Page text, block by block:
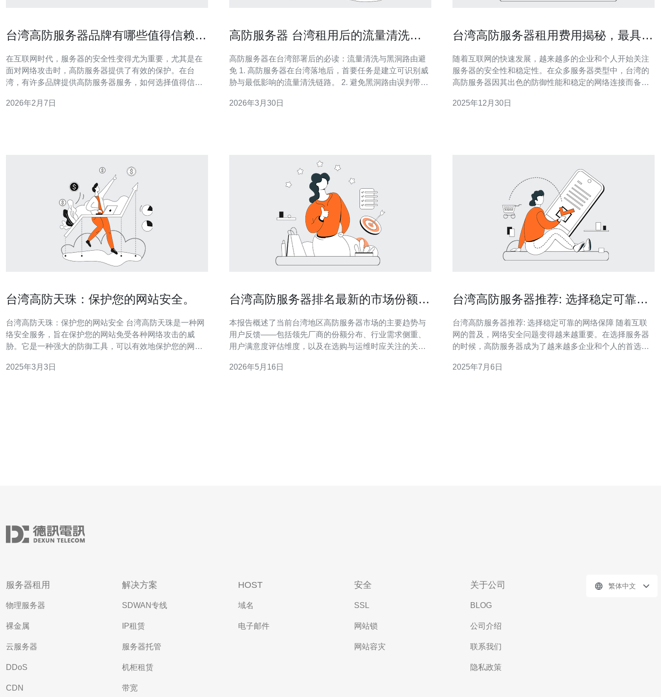
台湾高防服务器品牌有哪些值得信赖的
在互联网时代，服务器的安全性变得尤为重要，尤其是在
面对网络攻击时，高防服务器提供了有效的保护。在台
湾，有许多品牌提供高防服务器服务，如何选择值得信赖
择方法及步骤。 以下是《台湾高防服务器品牌有哪些值得
2026年2月7日
高防服务器 台湾租用后的流量清洗策
高防服务器在台湾部署后的必读：流量清洗与黑洞路由避
免 1. 高防服务器在台湾落地后，首要任务是建立可识别威
胁与最低影响的流量清洗链路。 2. 避免黑洞路由误判带来
恢复。 3. 实战原则：先识别、再缓解、最后清洗；优先保
2026年3月30日
台湾高防服务器租用费用揭秘，最具性
随着互联网的快速发展，越来越多的企业和个人开始关注
服务器的安全性和稳定性。在众多服务器类型中，台湾的
高防服务器因其出色的防御性能和稳定的网络连接而备受
们该如何选择最具性价比的服务呢？本文将为您详细揭
2025年12月30日
台湾高防天珠：保护您的网站安全。
台湾高防天珠：保护您的网站安全 台湾高防天珠是一种网
络安全服务，旨在保护您的网站免受各种网络攻击的威
胁。它是一种强大的防御工具，可以有效地保护您的网站
在如今数字化时代，网站安全是至关重要的。一旦您的网
2025年3月3日
台湾高防服务器排名最新的市场份额与
本报告概述了当前台湾地区高防服务器市场的主要趋势与
用户反馈——包括领先厂商的份额分布、行业需求侧重、
用户满意度评估维度，以及在选购与运维时应关注的关键
考。 多少供应商占据了台湾高防市场的主要份额？ 市场集
2026年5月16日
台湾高防服务器推荐: 选择稳定可靠的
台湾高防服务器推荐: 选择稳定可靠的网络保障 随着互联
网的普及，网络安全问题变得越来越重要。在选择服务器
的时候，高防服务器成为了越来越多企业和个人的首选。
备受青睐。 选择台湾高防服务器的一个主要原因是其稳定
2025年7月6日
服务器租用
物理服务器
裸金属
云服务器
DDoS
CDN
解决方案
SDWAN专线
IP租赁
服务器托管
机柜租赁
带宽
HOST
域名
电子邮件
安全
SSL
网站锁
网站容灾
关于公司
BLOG
公司介绍
联系我们
隐私政策
繁体中文